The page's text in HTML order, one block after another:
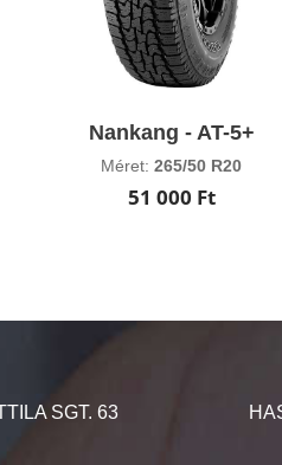
Nankang - AT-5+
Méret:265/50 R20
51 000 Ft
SGT. 63